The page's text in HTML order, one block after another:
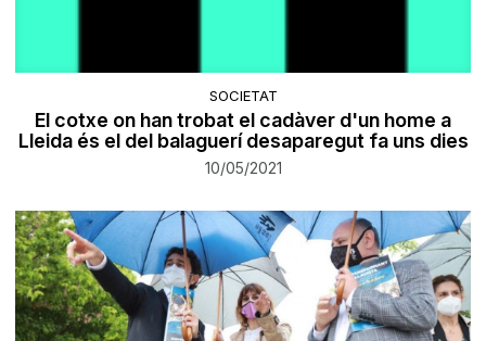
SOCIETAT
El cotxe on han trobat el cadàver d'un home a
Lleida és el del balaguerí desaparegut fa uns dies
10/05/2021